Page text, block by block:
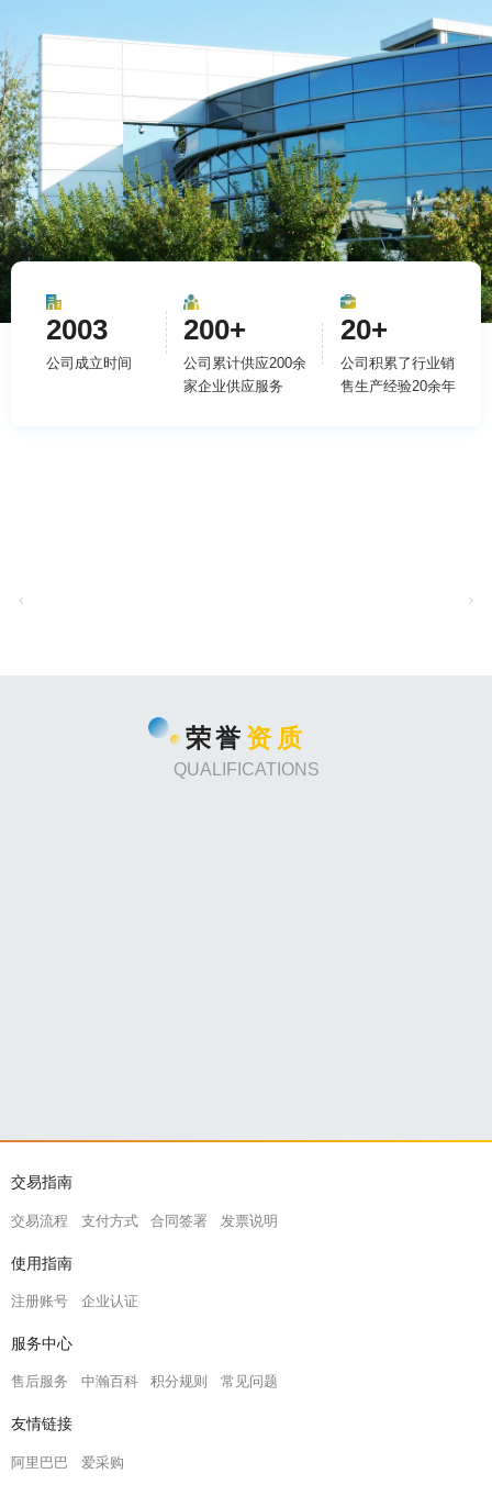
2003
公司成立时间
200+
公司累计供应200余
家企业供应服务
20+
公司积累了行业销
售生产经验20余年
荣誉 资质
QUALIFICATIONS
交易指南
交易流程 支付方式 合同签署 发票说明
使用指南
注册账号 企业认证
服务中心
售后服务 中瀚百科 积分规则 常见问题
友情链接
阿里巴巴 爱采购